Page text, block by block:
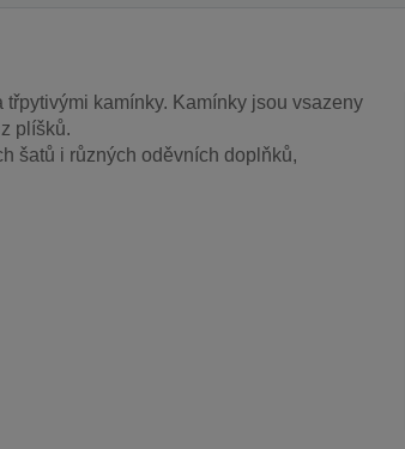
třpytivými kamínky. Kamínky jsou vsazeny
plíšků.
šatů i různých oděvních doplňků,